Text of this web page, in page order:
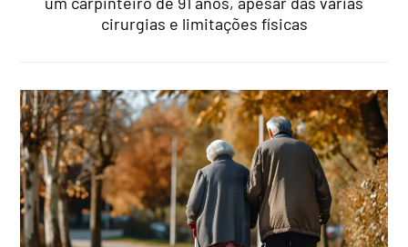
cirurgias e limitações físicas